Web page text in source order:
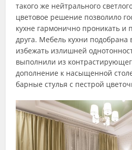
такого же нейтрального
цветовое решение позволило
кухне гармонично проникать и
друга. Мебель кухни подобрана
избежать излишней
выполнили из
дополнение к насыщенной
барные стулья с пестрой